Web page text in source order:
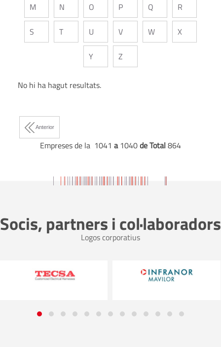
M N O P Q R
S T U V W X
Y Z
No hi ha hagut resultats.
Anterior
Empreses de la 1041 a1040de Total 864
Socis, partners i col·laboradors
Logos corporatius